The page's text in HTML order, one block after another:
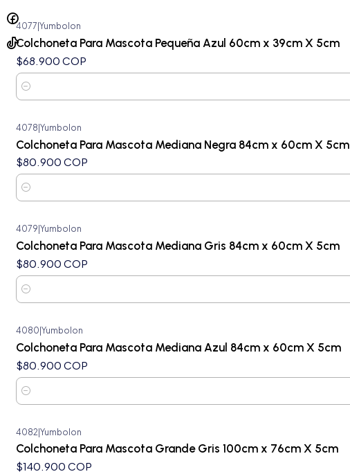
4077 Yumbolon
Colchoneta Para Mascota Pequeña Azul 60cm x 39cm X 5cm
$68.900 COP
Cantidad
4078 Yumbolon
Colchoneta Para Mascota Mediana Negra 84cm x 60cm X 5cm
$80.900 COP
Cantidad
4079 Yumbolon
Colchoneta Para Mascota Mediana Gris 84cm x 60cm X 5cm
$80.900 COP
Cantidad
4080 Yumbolon
Colchoneta Para Mascota Mediana Azul 84cm x 60cm X 5cm
$80.900 COP
Cantidad
4082|Yumbolon
Colchoneta Para Mascota Grande Gris 100cm x 76cm X 5cm
$140.900 COP